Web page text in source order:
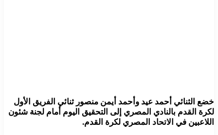
خضع الثنائي أحمد عيد وأحمد أيمن منصور ثنائي الفريق الأول
لكرة القدم بالنادي المصري إلى التحقيق اليوم أمام لجنة شئون
اللاعبين في الاتحاد المصري لكرة القدم.